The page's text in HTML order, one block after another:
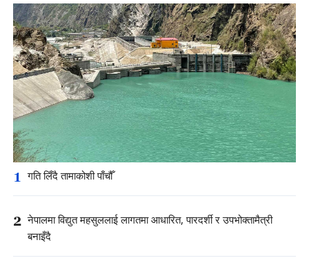
1 गति लिँदै तामाकोशी पाँचौँ
2 नेपालमा विद्युत महसुललाई लागतमा आधारित, पारदर्शी र उपभोक्तामैत्री
बनाइँदै